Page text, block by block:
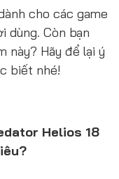
cho các game
dùng. Còn bạn
này? Hãy để lại ý
biết nhé!
Helios 18